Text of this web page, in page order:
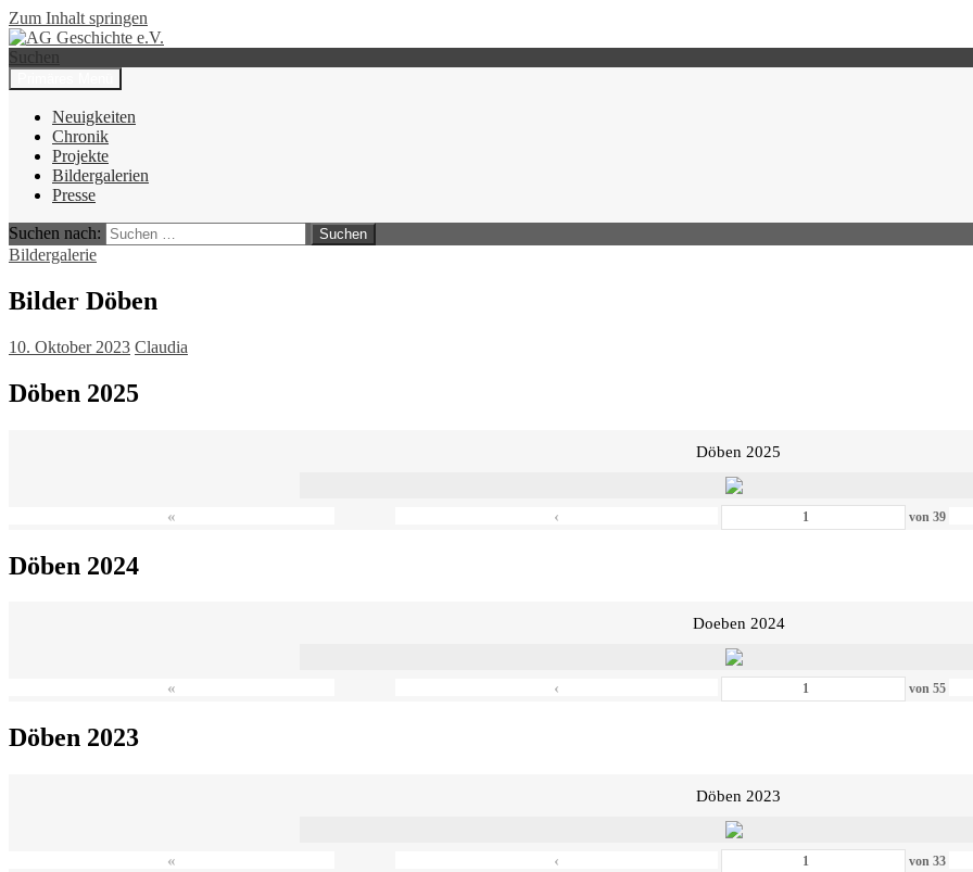
Zum Inhalt springen
AG Geschichte e.V.
Suchen
Neuigkeiten
Chronik
Projekte
Bildergalerien
Presse
Suchen nach:
Bildergalerie
Bilder Döben
10. Oktober 2023 Claudia
Döben 2025
Döben 2025
« ‹ von39
Döben 2024
Doeben 2024
« ‹ von55
Döben 2023
Döben 2023
« ‹ von33